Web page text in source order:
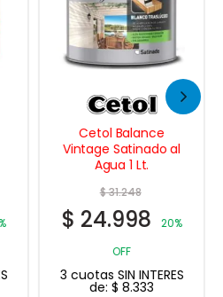
Cetol Balance
Vintage Satinado al
Agua 1 Lt.
31.248
$24.998
20%
OFF
3 cuotas SIN INTERES
de:$ 8.333